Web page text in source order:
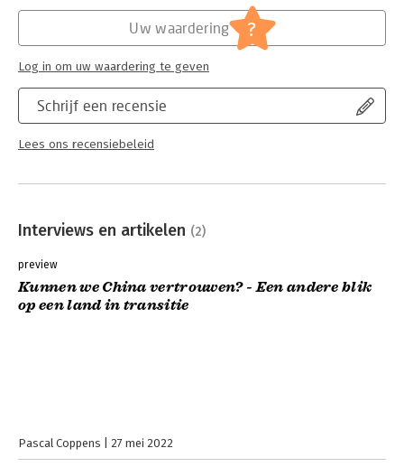
Schrijf een recensie
Lees ons recensiebeleid
Uw waardering ?
Log in om uw waardering te geven
Interviews en artikelen (2)
preview
Kunnen we China vertrouwen? - Een andere blik
op een land in transitie
Pascal Coppens 27 mei 2022